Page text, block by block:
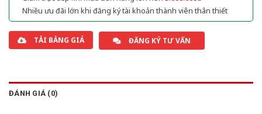
Nhiều ưu đãi lớn khi đăng ký tài khoản thành viên thân thiết
TẢI BẢNG GIÁ ĐĂNG KÝ TƯ VẤN
ĐÁNH GIÁ (0)